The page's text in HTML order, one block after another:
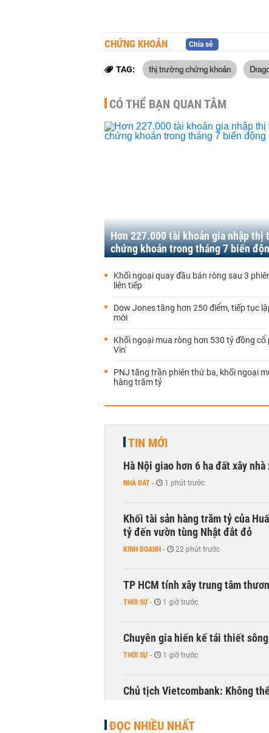
CHỨNG KHOÁN Chia sẻ
TAG: thị trường chứng khoán
CÓ THỂ BẠN QUAN TÂM
Hơn 227.000 tài khoản gia nhập thị
chứng khoán trong tháng 7 biến
Khối ngoại quay đầu bán ròng sau 3
liên tiếp
Dow Jones tăng hơn 250 điểm, tiếp tục
mới
Khối ngoại mua ròng hơn 530 tỷ đồng cổ
Vin'
PNJ tăng trần phiên thứ ba, khối ngoại
hàng trăm tỷ
TIN MỚI
Hà Nội giao hơn 6 ha đất xây
NHÀ ĐẤT - 1 phút trước
Khối tài sản hàng trăm tỷ của
tỷ đến vườn tùng Nhật đắt đỏ
KINH DOANH - 22 phút trước
TP HCM tính xây trung tâm
THỜI SỰ - 1 giờ trước
Chuyên gia hiến kế tái thiết
THỜI SỰ - 1 giờ trước
Chủ tịch Vietcombank: Không
ĐỌC NHIỀU NHẤT